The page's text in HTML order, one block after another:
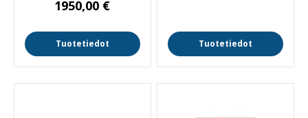
1950,00 €
Tuotetiedot Tuotetiedot